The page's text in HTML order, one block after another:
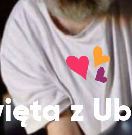
1,5%
niewielką część swojego
naszym podopiecznym
Pomoc
pomoc tam, gdzie jest teraz
potrzebna
zakupy dla potrzebujących w
z dobrymi uczynkami
Karmimy, Leczymy,
Pracę – sprawdź co to
praktyce
Co już zrobiliśmy
Przeczytaj historie ludzi,
pomogliśmy
Gdzie działamy
Sprawdź listę miejsc,
Twoja pomoc
z